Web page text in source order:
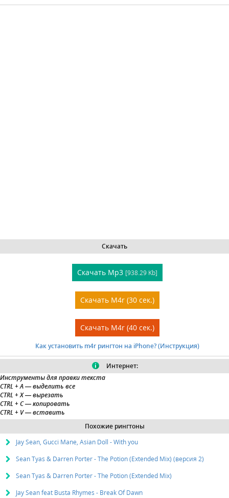
Скачать
Скачать Mp3 [938.29 Kb]
Скачать M4r (30 сек.)
Скачать M4r (40 сек.)
Как установить m4r рингтон на iPhone? (Инструкция)
Интернет:
Инструменты для правки текста
CTRL + A— выделить все
CTRL + X— вырезать
CTRL + C— копировать
CTRL + V— вставить
Похожие рингтоны
Jay Sean, Gucci Mane, Asian Doll - With you
Sean Tyas & Darren Porter - The Potion (Extended Mix) (версия 2)
Sean Tyas & Darren Porter - The Potion (Extended Mix)
Jay Sean feat Busta Rhymes - Break Of Dawn